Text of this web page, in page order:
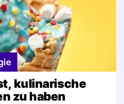
kulinarische
zu haben